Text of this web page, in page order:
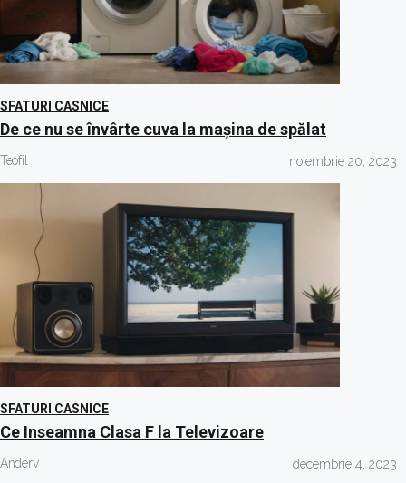
SFATURI CASNICE
De ce nu se învârte cuva la mașina de spălat
Teofil noiembrie 20, 2023
SFATURI CASNICE
Ce Inseamna Clasa F la Televizoare
Anderv decembrie 4, 2023